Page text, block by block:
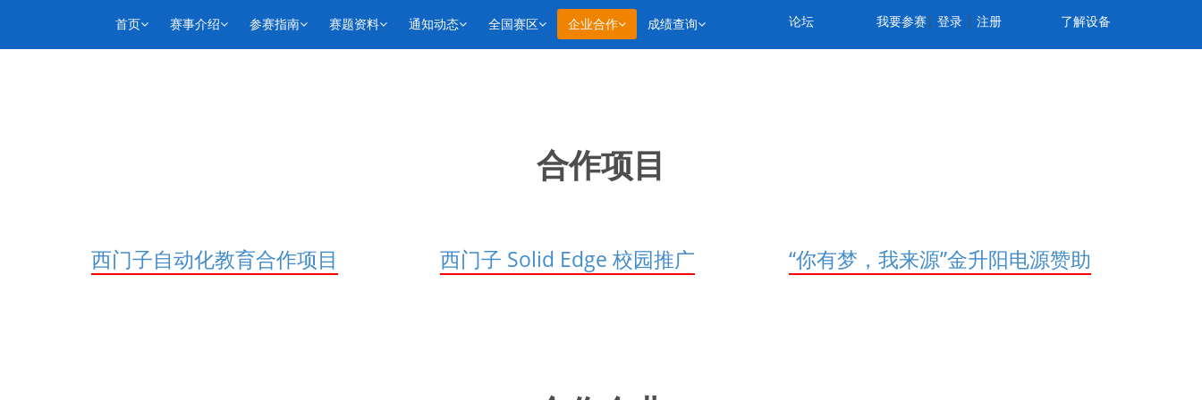
首页 赛事介绍 参赛指南 赛题资料 通知动态 全国赛区 企业合作 成绩查询 论坛 我要参赛| 登录| 注册 了解设备
合作项目
西门子自动化教育合作项目 西门子 Solid Edge 校园推广 “你有梦，我来源”金升阳电源赞助